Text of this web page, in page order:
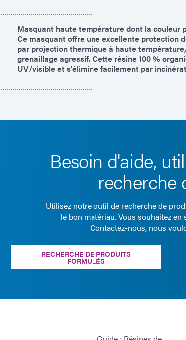
Masquant haute température dont la couleur
Ce masquant offre une excellente protection
par projection thermique à haute
grenaillage agressif. Cette résine 100 %
UV/visible et s'élimine facilement par
Besoin d'aide,
recherche
Utilisez notre outil de recherche de
le bon matériau. Vous souhaitez
Contactez-nous, nous
RECHERCHE DE PRODUITS
FORMULÉS